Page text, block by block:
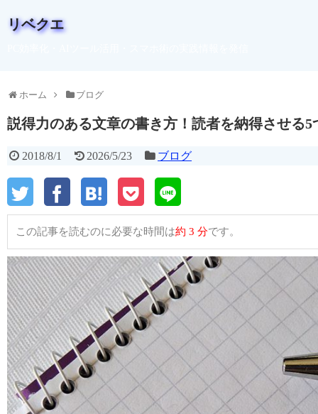
リベクエ
ホーム ブログ
説得力のある文章の書き方！読者を納得させる5
2018/8/1 2026/5/23 ブログ
この記事を読むのに必要な時間は約 3 分です。